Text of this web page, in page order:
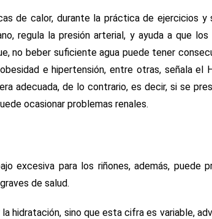
de calor, durante la práctica de ejercicios y
regula la presión arterial, y ayuda a que los
no beber suficiente agua puede tener
e hipertensión, entre otras, señala el
adecuada, de lo contrario, es decir, si se
ocasionar problemas renales.
excesiva para los riñones, además, puede
de salud.
hidratación, sino que esta cifra es variable,